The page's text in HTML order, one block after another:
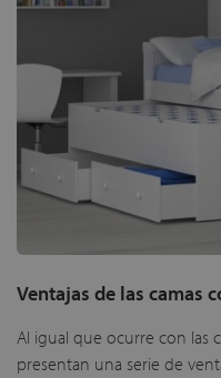
Ventajas de las camas
Al igual que ocurre con las
presentan una serie de